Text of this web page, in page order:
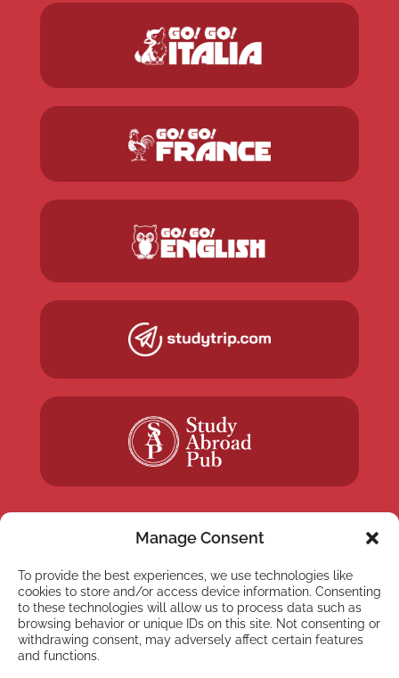
Manage Consent
To provide the best experiences, we use technologies like
cookies to store and/or access device information. Consenting
to these technologies will allow us to process data such as
browsing behavior or unique IDs on this site. Not consenting or
withdrawing consent, may adversely affect certain features
and functions.
NEWSLETTER
Subscribe to our newsletter